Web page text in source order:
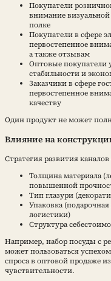
Покупатели
внимание
полке
Покупатели в сфере
первостепенное
а также отзывам
Оптовые покупатели
стабильности и
Заказчики в сфере
первостепенное
качеству
Один продукт не может
Влияние на
Стратегия развития
Толщина материала
повышенной
Тип глазури
Упаковка
логистики)
Структура
Например, набор посуды с
может пользоваться
спроса в оптовой продаже
чувствительности.